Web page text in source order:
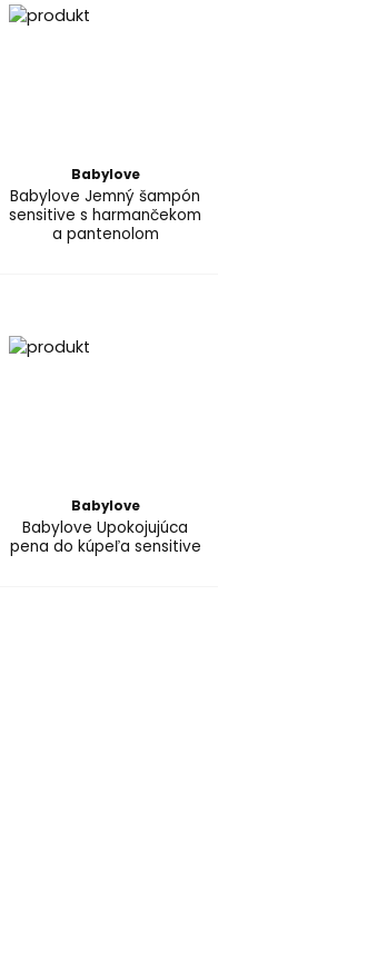
Babylove
Babylove Jemný šampón
sensitive s harmančekom
a pantenolom
Babylove
Babylove Upokojujúca
pena do kúpeľa sensitive